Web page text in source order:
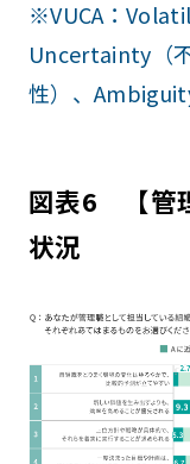
※VUCA：
Uncertainty（
性）、
図表6 【管
状況